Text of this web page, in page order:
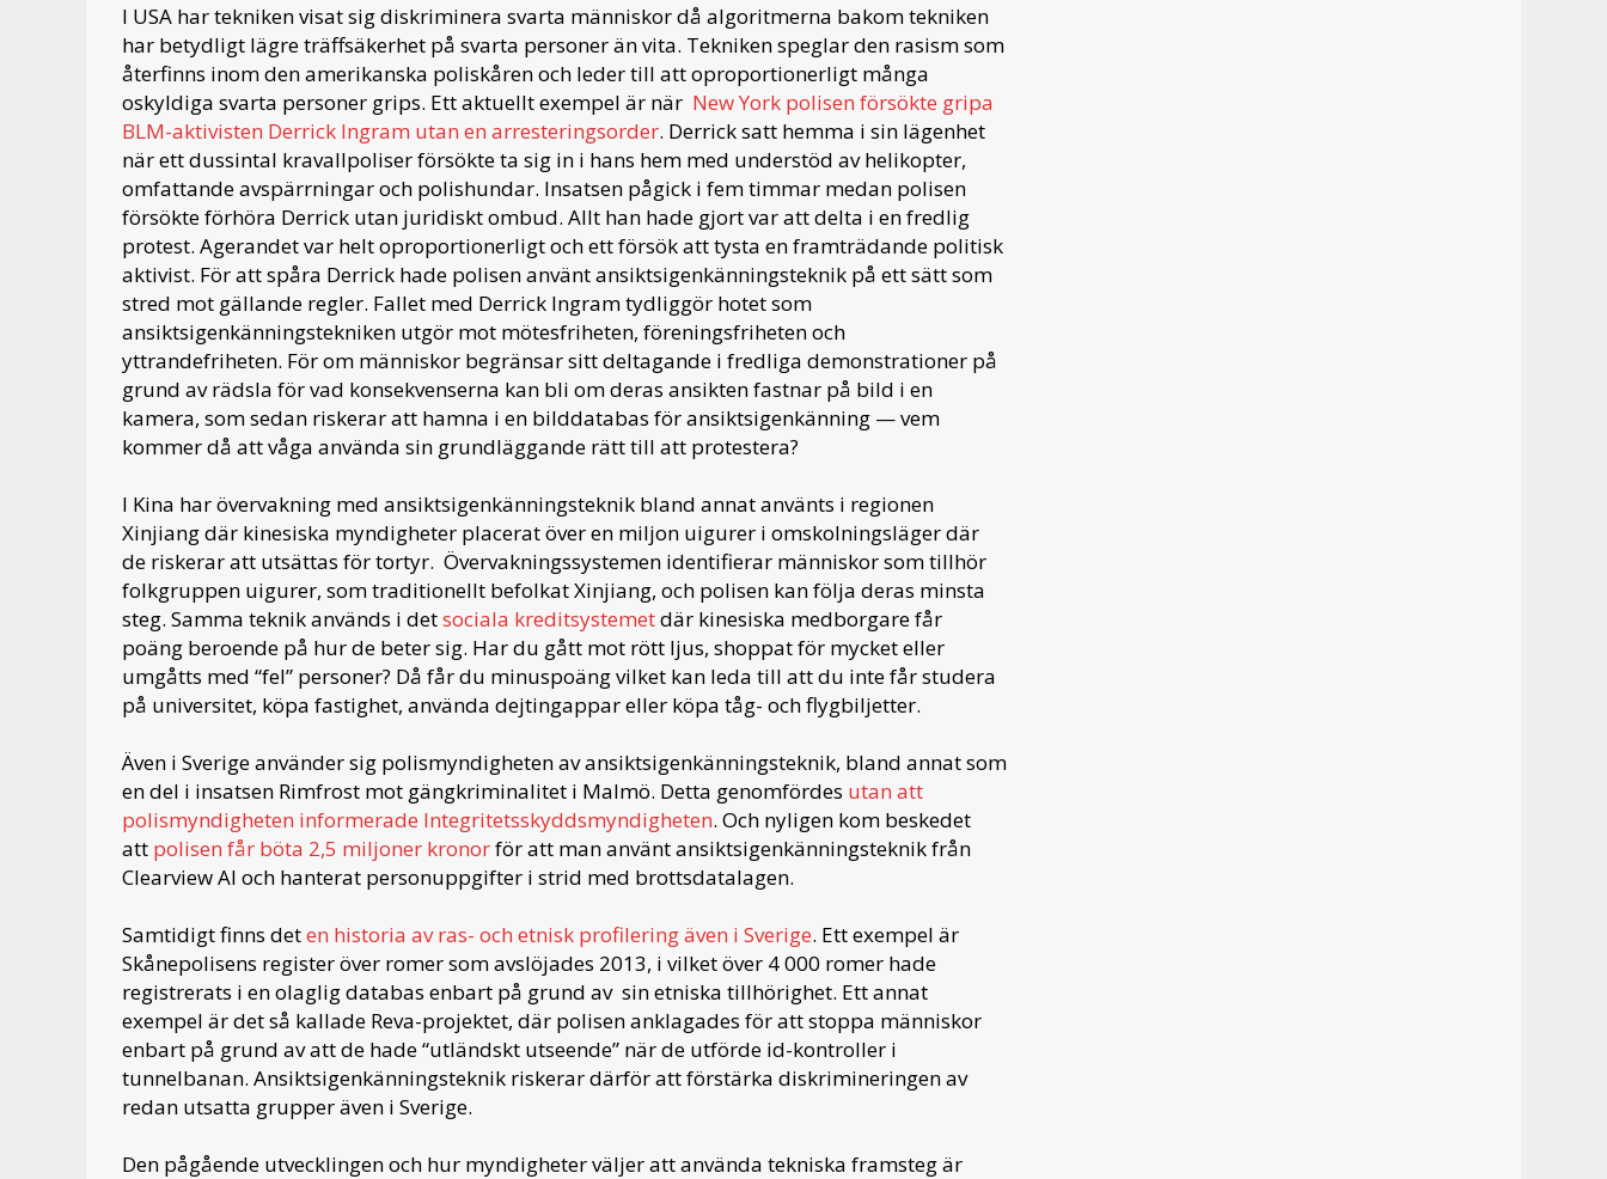
I USA har tekniken visat sig diskriminera svarta människor då algoritmerna bakom tekniken
har betydligt lägre träffsäkerhet på svarta personer än vita. Tekniken speglar den rasism som
återfinns inom den amerikanska poliskåren och leder till att oproportionerligt många
oskyldiga svarta personer grips. Ett aktuellt exempel är när New York polisen försökte gripa
BLM-aktivisten Derrick Ingram utan en arresteringsorder. Derrick satt hemma i sin lägenhet
när ett dussintal kravallpoliser försökte ta sig in i hans hem med understöd av helikopter,
omfattande avspärrningar och polishundar. Insatsen pågick i fem timmar medan polisen
försökte förhöra Derrick utan juridiskt ombud. Allt han hade gjort var att delta i en fredlig
protest. Agerandet var helt oproportionerligt och ett försök att tysta en framträdande politisk
aktivist. För att spåra Derrick hade polisen använt ansiktsigenkänningsteknik på ett sätt som
stred mot gällande regler. Fallet med Derrick Ingram tydliggör hotet som
ansiktsigenkänningstekniken utgör mot mötesfriheten, föreningsfriheten och
yttrandefriheten. För om människor begränsar sitt deltagande i fredliga demonstrationer på
grund av rädsla för vad konsekvenserna kan bli om deras ansikten fastnar på bild i en
kamera, som sedan riskerar att hamna i en bilddatabas för ansiktsigenkänning — vem
kommer då att våga använda sin grundläggande rätt till att protestera?
I Kina har övervakning med ansiktsigenkänningsteknik bland annat använts i regionen
Xinjiang där kinesiska myndigheter placerat över en miljon uigurer i omskolningsläger där
de riskerar att utsättas för tortyr. Övervakningssystemen identifierar människor som tillhör
folkgruppen uigurer, som traditionellt befolkat Xinjiang, och polisen kan följa deras minsta
steg. Samma teknik används i detsociala kreditsystemetdär kinesiska medborgare får
poäng beroende på hur de beter sig. Har du gått mot rött ljus, shoppat för mycket eller
umgåtts med “fel” personer? Då får du minuspoäng vilket kan leda till att du inte får studera
på universitet, köpa fastighet, använda dejtingappar eller köpa tåg- och flygbiljetter.
Även i Sverige använder sig polismyndigheten av ansiktsigenkänningsteknik, bland annat som
en del i insatsen Rimfrost mot gängkriminalitet i Malmö. Detta genomfördes utan att
polismyndigheten informerade Integritetsskyddsmyndigheten. Och nyligen kom beskedet
att polisen får böta 2,5 miljoner kronorför att man använt ansiktsigenkänningsteknik från
Clearview AI och hanterat personuppgifter i strid med brottsdatalagen.
Samtidigt finns deten historia av ras- och etnisk profilering även i Sverige. Ett exempel är
Skånepolisens register över romer som avslöjades 2013, i vilket över 4 000 romer hade
registrerats i en olaglig databas enbart på grund av sin etniska tillhörighet. Ett annat
exempel är det så kallade Reva-projektet, där polisen anklagades för att stoppa människor
enbart på grund av att de hade “utländskt utseende” när de utförde id-kontroller i
tunnelbanan. Ansiktsigenkänningsteknik riskerar därför att förstärka diskrimineringen av
redan utsatta grupper även i Sverige.
Den pågående utvecklingen och hur myndigheter väljer att använda tekniska framsteg är